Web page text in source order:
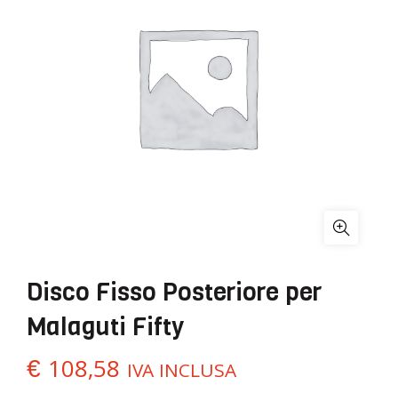
Disco Fisso Posteriore per
Malaguti Fifty
€ 108,58 IVA INCLUSA